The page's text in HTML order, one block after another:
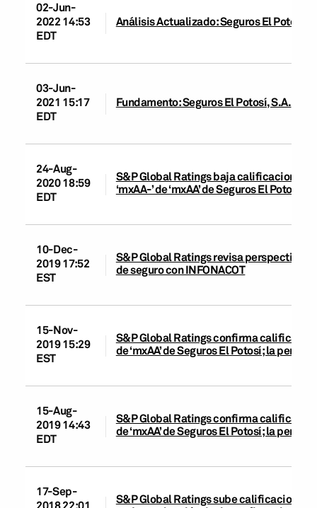
02-Jun-
2022 14:53
EDT
Análisis Actualizado: Seguros El Potosí,
03-Jun-
2021 15:17
EDT
Fundamento: Seguros El Potosí, S.A.
24-Aug-
2020 18:59
EDT
S&P Global Ratings baja calificaciones
‘mxAA-’ de ‘mxAA’ de Seguros El
10-Dec-
2019 17:52
EST
S&P Global Ratings revisa perspectiva
de seguro con INFONACOT
15-Nov-
2019 15:29
EST
S&P Global Ratings confirma
de ‘mxAA’ de Seguros El Potosí; la
15-Aug-
2019 14:43
EDT
S&P Global Ratings confirma
de ‘mxAA’ de Seguros El Potosí; la
17-Sep-
2018 22:01
S&P Global Ratings sube calificaciones de